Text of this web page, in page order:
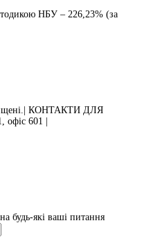
НБУ – 226,23% (за
КОНТАКТИ ДЛЯ
601 |
будь-які ваші питання